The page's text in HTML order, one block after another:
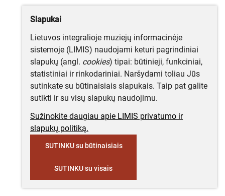
Slapukai
Lietuvos integralioje muziejų informacinėje
sistemoje (LIMIS) naudojami keturi pagrindiniai
slapukų (angl. cookies) tipai: būtinieji, funkciniai,
statistiniai ir rinkodariniai. Naršydami toliau Jūs
sutinkate su būtinaisiais slapukais. Taip pat galite
sutikti ir su visų slapukų naudojimu.
Sužinokite daugiau apie LIMIS privatumo ir
slapukų politiką.
SUTINKU su būtinaisiais
SUTINKU su visais